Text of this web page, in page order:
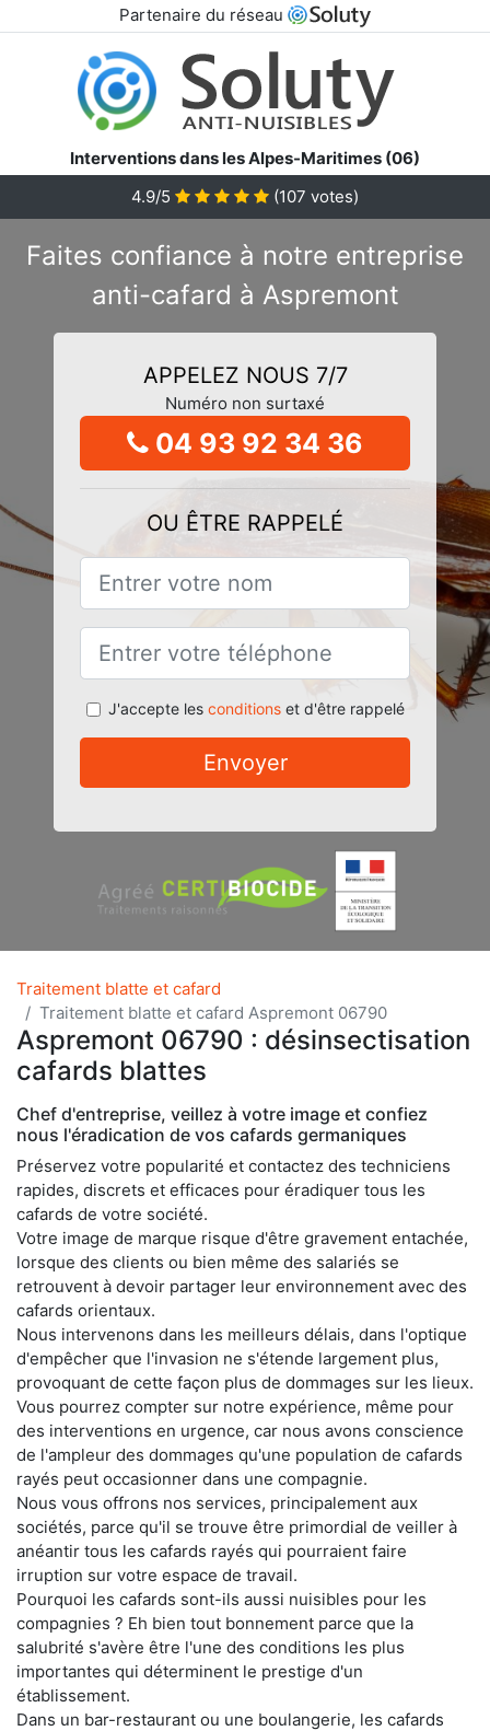
Partenaire du réseau
Interventions dans les Alpes-Maritimes (06)
4.9/5
(107 votes)
Faites confiance à notre entreprise
anti-cafard à Aspremont
APPELEZ NOUS 7/7
Numéro non surtaxé
04 93 92 34 36
OU ÊTRE RAPPELÉ
J'accepte les conditionset d'être rappelé
Envoyer
Traitement blatte et cafard
Traitement blatte et cafard Aspremont 06790
Aspremont 06790 : désinsectisation
cafards blattes
Chef d'entreprise, veillez à votre image et confiez
nous l'éradication de vos cafards germaniques
Préservez votre popularité et contactez des techniciens
rapides, discrets et efficaces pour éradiquer tous les
cafards de votre société.
Votre image de marque risque d'être gravement entachée,
lorsque des clients ou bien même des salariés se
retrouvent à devoir partager leur environnement avec des
cafards orientaux.
Nous intervenons dans les meilleurs délais, dans l'optique
d'empêcher que l'invasion ne s'étende largement plus,
provoquant de cette façon plus de dommages sur les lieux.
Vous pourrez compter sur notre expérience, même pour
des interventions en urgence, car nous avons conscience
de l'ampleur des dommages qu'une population de cafards
rayés peut occasionner dans une compagnie.
Nous vous offrons nos services, principalement aux
sociétés, parce qu'il se trouve être primordial de veiller à
anéantir tous les cafards rayés qui pourraient faire
irruption sur votre espace de travail.
Pourquoi les cafards sont-ils aussi nuisibles pour les
compagnies ? Eh bien tout bonnement parce que la
salubrité s'avère être l'une des conditions les plus
importantes qui déterminent le prestige d'un
établissement.
Dans un bar-restaurant ou une boulangerie, les cafards